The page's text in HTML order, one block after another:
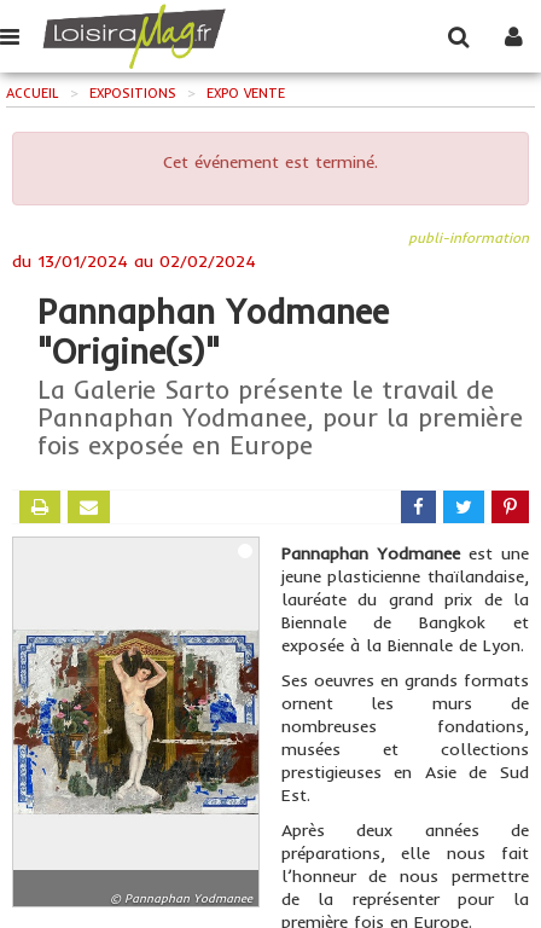
ACCUEIL > EXPOSITIONS > EXPO VENTE
Cet événement est terminé.
publi-information
du 13/01/2024 au 02/02/2024
Pannaphan Yodmanee
"Origine(s)"
La Galerie Sarto présente le travail de
Pannaphan Yodmanee, pour la première
fois exposée en Europe
© Pannaphan Yodmanee
Pannaphan Yodmaneeest une
jeune plasticienne thaïlandaise,
lauréate du grand prix de la
Biennale de Bangkok et
exposée à la Biennale de Lyon.
Ses oeuvres en grands formats
ornent les murs de
nombreuses fondations,
musées et collections
prestigieuses en Asie de Sud
Est.
Après deux années de
préparations, elle nous fait
l’honneur de nous permettre
de la représenter pour la
première fois en Europe.